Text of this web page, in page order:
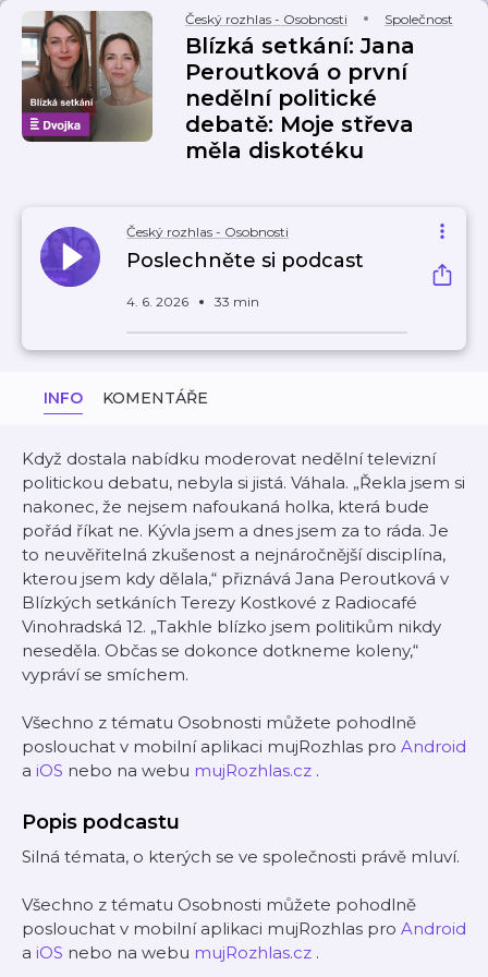
Český rozhlas - Osobnosti Společnost
Blízká setkání: Jana
Peroutková o první
nedělní politické
debatě: Moje střeva
měla diskotéku
Český rozhlas - Osobnosti
Poslechněte si podcast
4. 6. 2026 33 min
INFO KOMENTÁŘE
Když dostala nabídku moderovat nedělní televizní
politickou debatu, nebyla si jistá. Váhala. „Řekla jsem si
nakonec, že nejsem nafoukaná holka, která bude
pořád říkat ne. Kývla jsem a dnes jsem za to ráda. Je
to neuvěřitelná zkušenost a nejnáročnější disciplína,
kterou jsem kdy dělala,“ přiznává Jana Peroutková v
Blízkých setkáních Terezy Kostkové z Radiocafé
Vinohradská 12. „Takhle blízko jsem politikům nikdy
neseděla. Občas se dokonce dotkneme koleny,“
vypráví se smíchem.
Všechno z tématu Osobnosti můžete pohodlně
poslouchat v mobilní aplikaci mujRozhlas pro Android
a iOS nebo na webu mujRozhlas.cz .
Popis podcastu
Silná témata, o kterých se ve společnosti právě mluví.
Všechno z tématu Osobnosti můžete pohodlně
poslouchat v mobilní aplikaci mujRozhlas pro Android
a iOS nebo na webu mujRozhlas.cz .